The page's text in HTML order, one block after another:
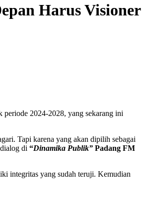
Harus Visioner
2024-2028, yang sekarang ini
Tapi karena yang akan dipilih sebagai
di “Dinamika Publik” Padang FM
integritas yang sudah teruji. Kemudian